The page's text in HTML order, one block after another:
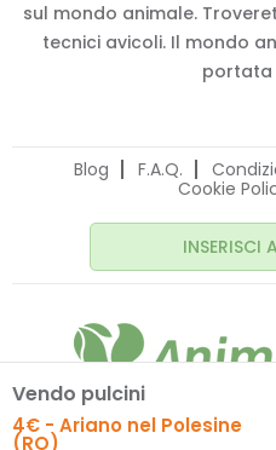
Vendo pulcini
4€ - Ariano nel Polesine
(RO)
sul mondo animale.
tecnici avicoli. Il mondo
portata
Blog F.A.Q.
Cookie
INSERISCI
© 2020
Made withby